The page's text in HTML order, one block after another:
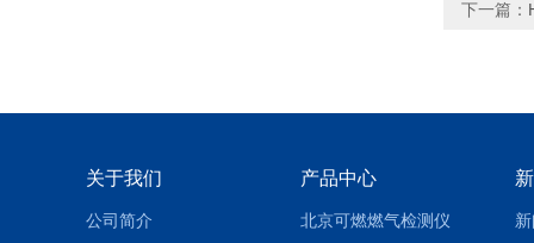
下一篇：
关于我们
公司简介
产品中心
北京可燃燃气检测仪